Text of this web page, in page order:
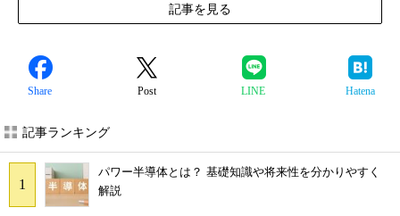
記事を見る
Share Post LINE Hatena
記事ランキング
パワー半導体とは？ 基礎知識や将来性を分かりやすく
解説